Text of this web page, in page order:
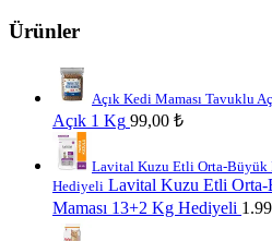
Ürünler
Açık Kedi Maması Tavuklu
Açık 1 Kg 99,00 ₺
Lavital Kuzu Etli Orta-Büyük
Hediyeli Lavital Kuzu Etli
Maması 13+2 Kg Hediyeli